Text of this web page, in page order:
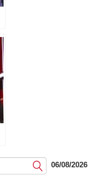
提
出
06/08/2026